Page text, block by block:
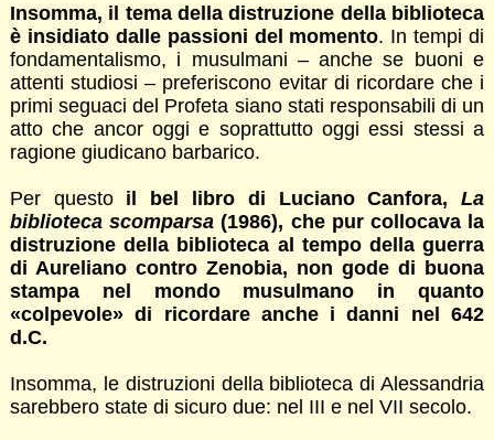
Insomma, il tema della distruzione della biblioteca
è insidiato dalle passioni del momento. In tempi di
fondamentalismo, i musulmani – anche se buoni e
attenti studiosi – preferiscono evitar di ricordare che i
primi seguaci del Profeta siano stati responsabili di un
atto che ancor oggi e soprattutto oggi essi stessi a
ragione giudicano barbarico.
Per questo il bel libro di Luciano Canfora,La
biblioteca scomparsa(1986), che pur collocava la
distruzione della biblioteca al tempo della guerra
di Aureliano contro Zenobia, non gode di buona
stampa nel mondo musulmano in quanto
«colpevole» di ricordare anche i danni nel 642
d.C.
Insomma, le distruzioni della biblioteca di Alessandria
sarebbero state di sicuro due: nel III e nel VII secolo.